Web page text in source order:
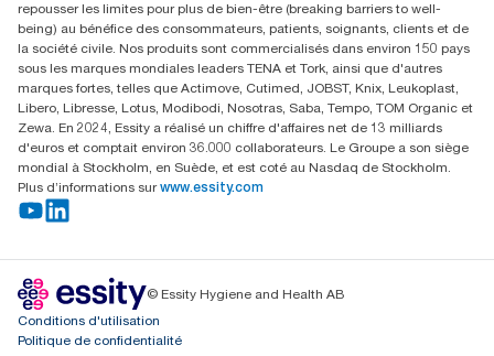
repousser les limites pour plus de bien-être (breaking barriers to well-
being) au bénéfice des consommateurs, patients, soignants, clients et de
la société civile. Nos produits sont commercialisés dans environ 150 pays
sous les marques mondiales leaders TENA et Tork, ainsi que d'autres
marques fortes, telles que Actimove, Cutimed, JOBST, Knix, Leukoplast,
Libero, Libresse, Lotus, Modibodi, Nosotras, Saba, Tempo, TOM Organic et
Zewa. En 2024, Essity a réalisé un chiffre d'affaires net de 13 milliards
d'euros et comptait environ 36.000 collaborateurs. Le Groupe a son siège
mondial à Stockholm, en Suède, et est coté au Nasdaq de Stockholm.
Plus d’informations sur www.essity.com
© Essity Hygiene and Health AB
Conditions d'utilisation
Politique de confidentialité